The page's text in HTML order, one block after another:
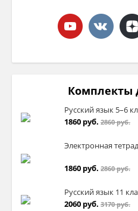
Комплекты
Русский язык 5–6
1860 руб. 2860 руб.
Электронная
1860 руб. 2860 руб.
Русский язык 11
2060 руб. 3170 руб.